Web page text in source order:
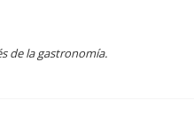
de la gastronomía.